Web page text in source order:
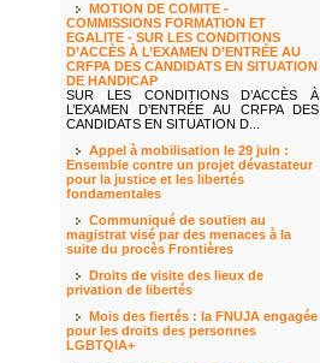
MOTION DE COMITE -
COMMISSIONS FORMATION ET
EGALITE - SUR LES CONDITIONS
D’ACCÈS À L’EXAMEN D’ENTRÉE AU
CRFPA DES CANDIDATS EN SITUATION
DE HANDICAP
SUR LES CONDITIONS D’ACCÈS À
L’EXAMEN D’ENTRÉE AU CRFPA DES
CANDIDATS EN SITUATION D...
Appel à mobilisation le 29 juin :
Ensemble contre un projet dévastateur
pour la justice et les libertés
fondamentales
Communiqué de soutien au
magistrat visé par des menaces à la
suite du procès Frontières
Droits de visite des lieux de
privation de libertés
Mois des fiertés : la FNUJA engagée
pour les droits des personnes
LGBTQIA+